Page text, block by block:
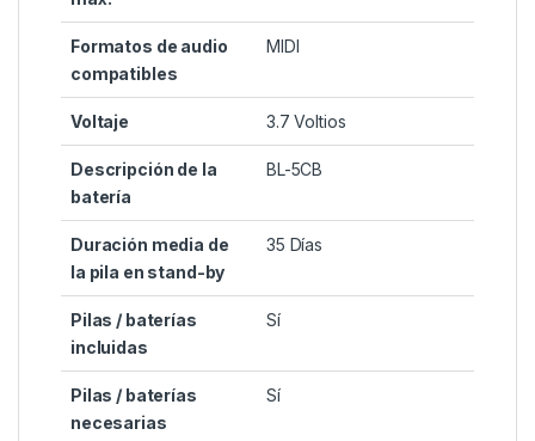
Formatos de audio
compatibles
‎MIDI
Voltaje ‎3.7 Voltios
Descripción de la
batería
‎BL-5CB
Duración media de
la pila en stand-by
‎35 Días
Pilas / baterías
incluidas
‎Sí
Pilas / baterías
necesarias
‎Sí